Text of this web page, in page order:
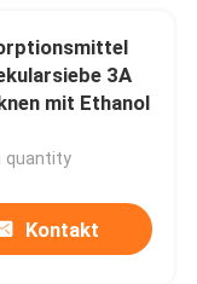
3A
mit Ethanol
quantity
Kontakt